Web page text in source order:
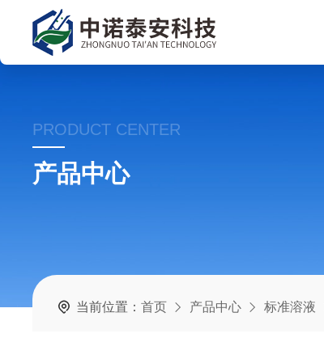
PRODUCT CENTER
产品中心
当前位置：首页 产品中心 标准溶液